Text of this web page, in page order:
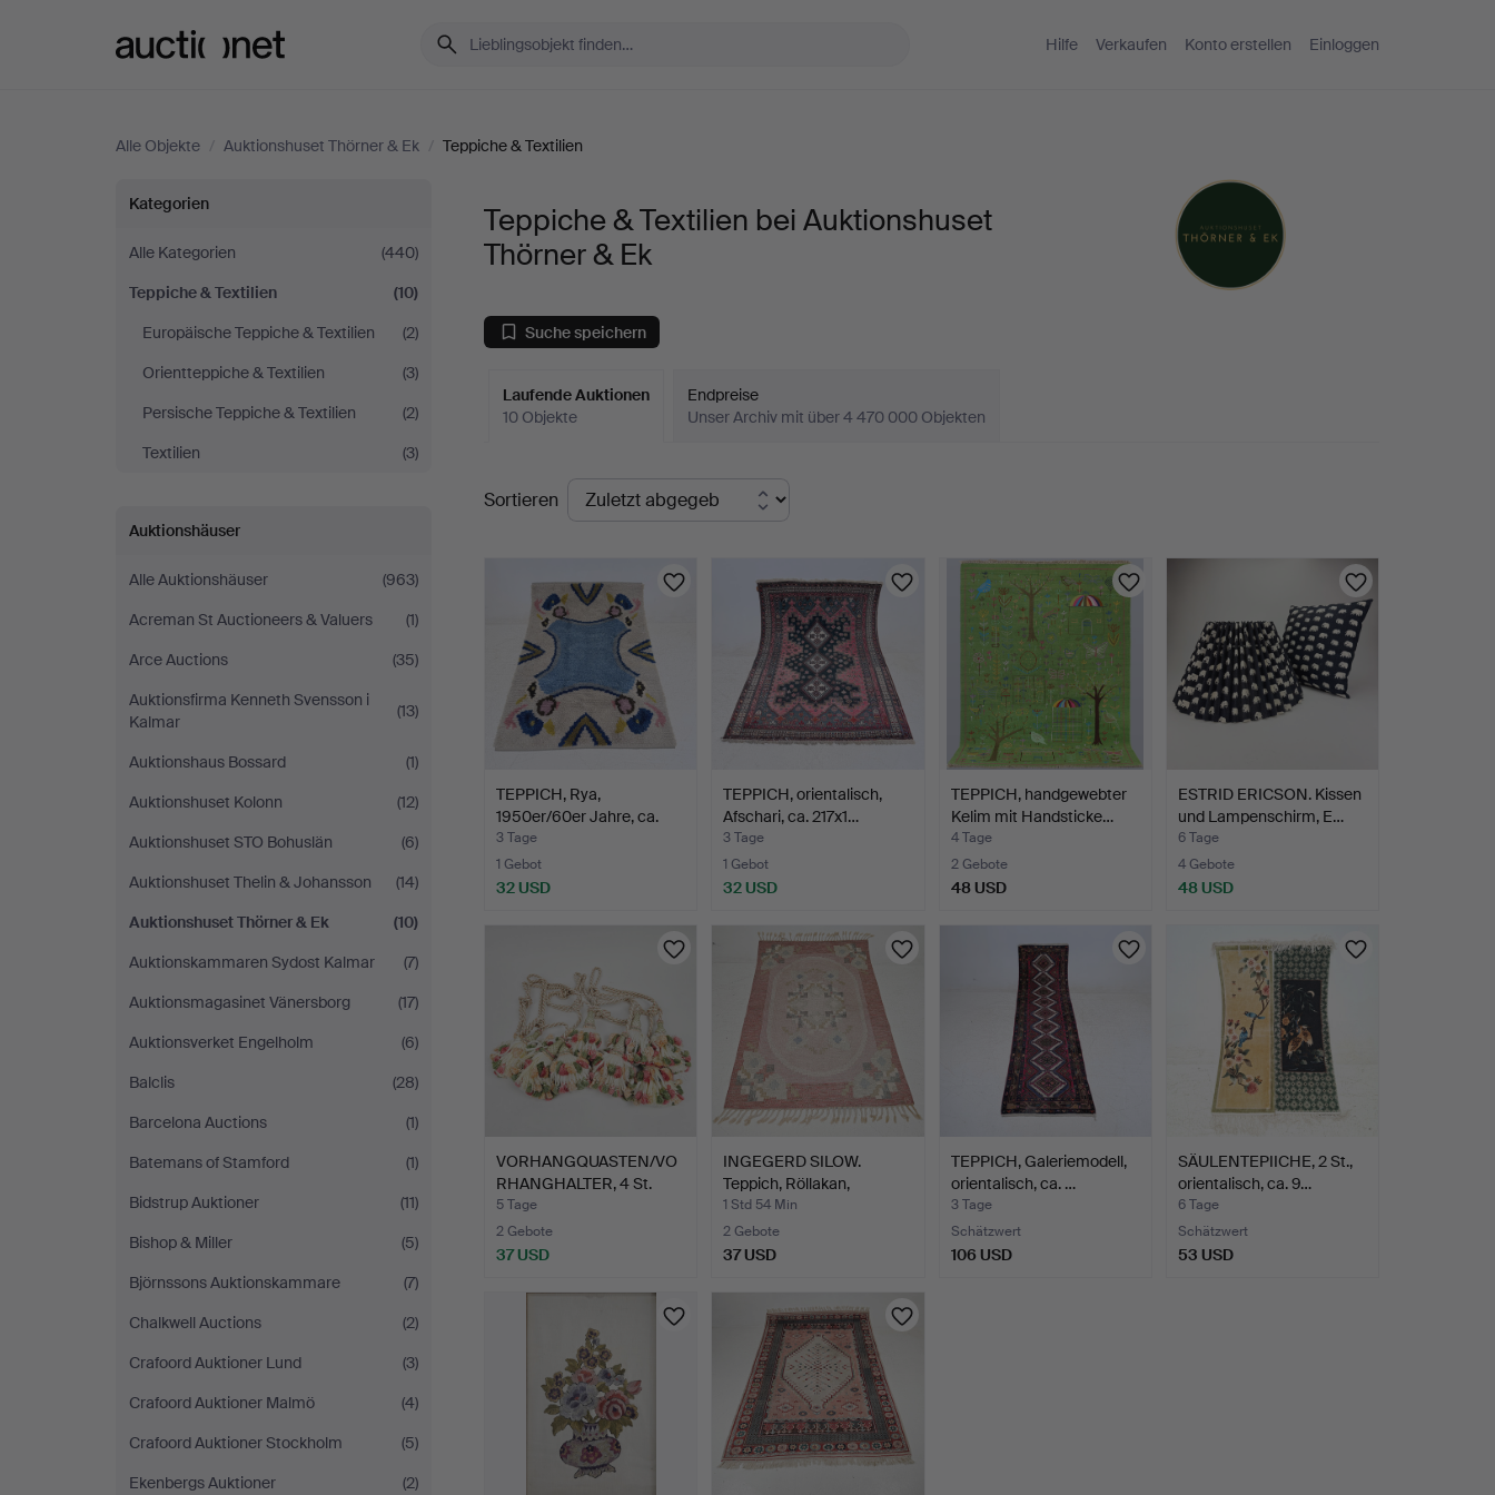
Hilfe Verkaufen Konto erstellen Einloggen
Alle Objekte / Auktionshuset Thörner & Ek / Teppiche & Textilien
Teppiche
&
Textilien
bei
Auktionshuset
Thörner
&
Ek
Kategorien
Alle Kategorien
(440)
Teppiche & Textilien
(10)
Europäische Teppiche & Textilien
(2)
Orientteppiche & Textilien
(3)
Persische Teppiche & Textilien
(2)
Textilien
(3)
Auktionshäuser
Alle Auktionshäuser
(963)
Acreman St Auctioneers & Valuers
(1)
Arce Auctions
(35)
Auktionsfirma Kenneth Svensson i
Kalmar
(13)
Auktionshaus Bossard
(1)
Auktionshuset Kolonn
(12)
Auktionshuset STO Bohuslän
(6)
Auktionshuset Thelin & Johansson
(14)
Auktionshuset Thörner & Ek
(10)
Auktionskammaren Sydost Kalmar
(7)
Auktionsmagasinet Vänersborg
(17)
Auktionsverket Engelholm
(6)
Balclis
(28)
Barcelona Auctions
(1)
Batemans of Stamford
(1)
Bidstrup Auktioner
(11)
Bishop & Miller
(5)
Björnssons Auktionskammare
(7)
Chalkwell Auctions
(2)
Crafoord Auktioner Lund
(3)
Crafoord Auktioner Malmö
(4)
Crafoord Auktioner Stockholm
(5)
Ekenbergs Auktioner
(2)
Teppiche & Textilien bei Auktionshuset
Thörner & Ek
Suche speichern
Laufende Auktionen
10 Objekte
Endpreise
Unser Archiv mit über 4 470 000 Objekten
Laufende
Auktionen
Sortieren
TEPPICH, Rya,
1950er/60er Jahre, ca.
202x1…
3 Tage
1 Gebot
32 USD
TEPPICH, orientalisch,
Afschari, ca. 217x1…
3 Tage
1 Gebot
32 USD
TEPPICH, handgewebter
Kelim mit Handsticke…
4 Tage
2 Gebote
48 USD
ESTRID ERICSON. Kissen
und Lampenschirm, E…
6 Tage
4 Gebote
48 USD
VORHANGQUASTEN/VO
RHANGHALTER, 4 St.
5 Tage
2 Gebote
37 USD
INGEGERD SILOW.
Teppich, Röllakan,
"Malmsj…
1 Std 54 Min
2 Gebote
37 USD
TEPPICH, Galeriemodell,
orientalisch, ca. …
3 Tage
Schätzwert
106 USD
SÄULENTEPIICHE, 2 St.,
orientalisch, ca. 9…
6 Tage
Schätzwert
53 USD